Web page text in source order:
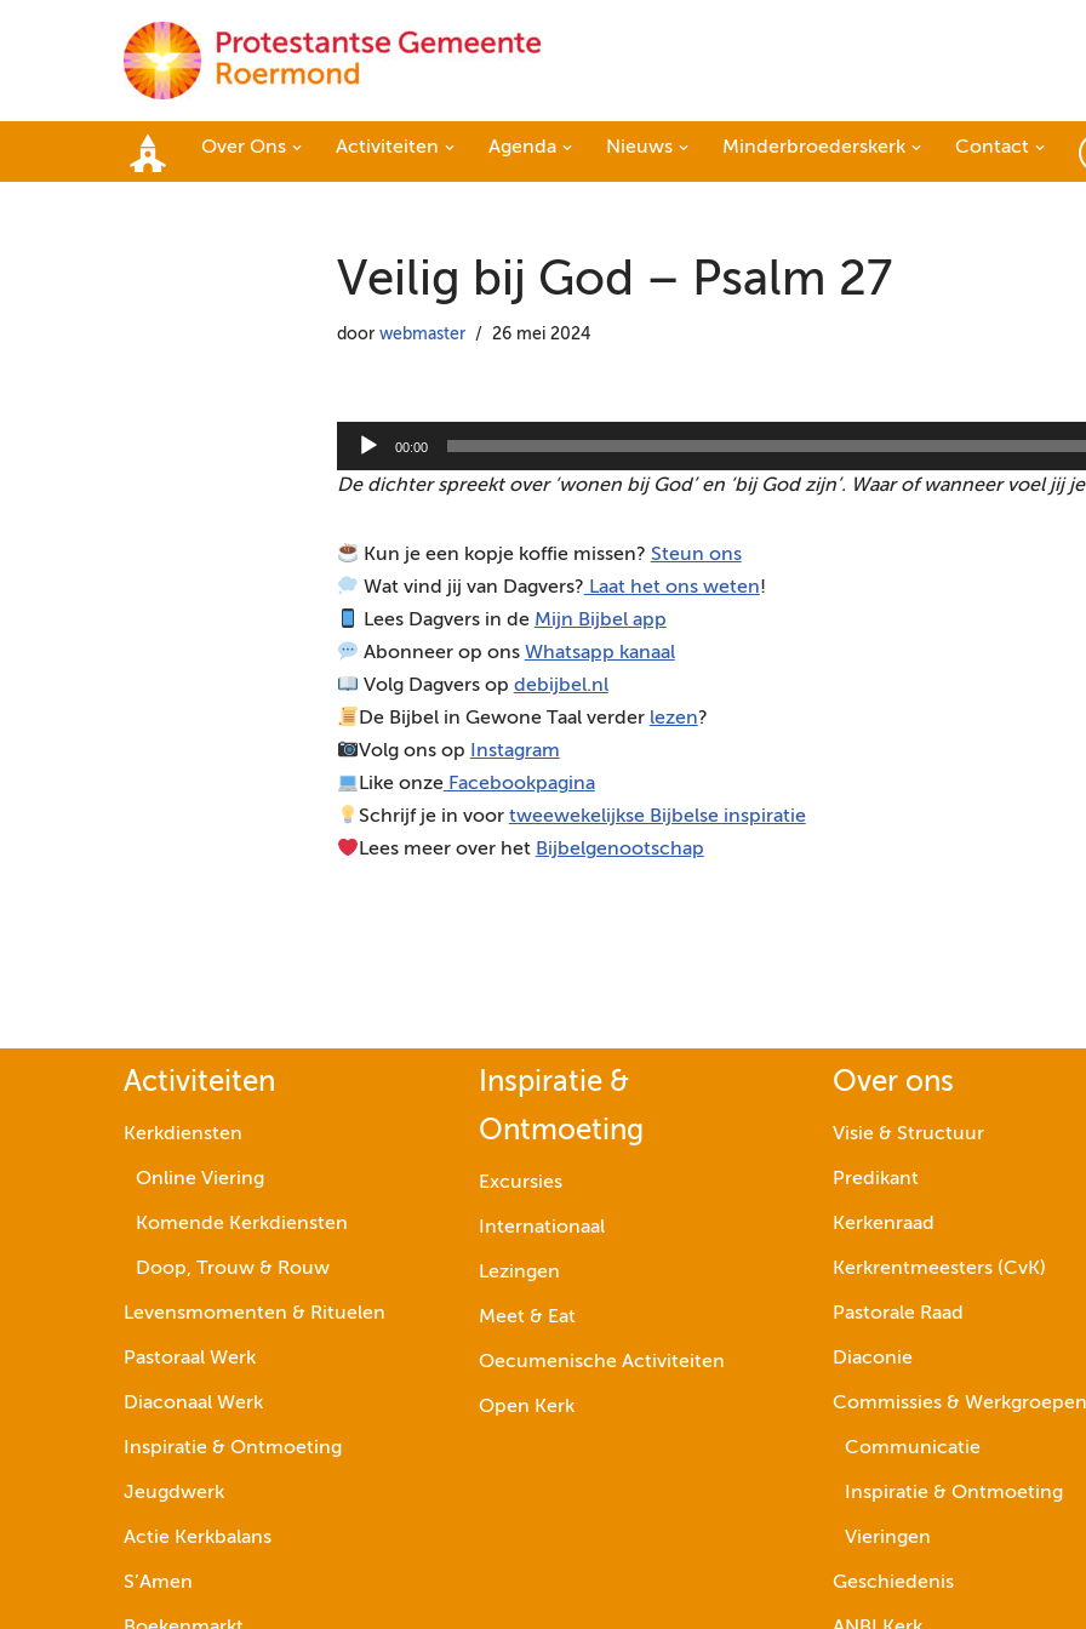
Home
Over Ons Activiteiten Agenda Nieuws Minderbroederskerk
Contact
Veilig bij God – Psalm 27
door webmaster 26 mei 2024
u
o
s
p
e
e
r
00:00
De dichter spreekt over ‘wonen bij God’ en ‘bij God zijn’. Waar of wanneer voel jij
Kun je een kopje koffie missen? Steun ons
Wat vind jij van Dagvers? Laat het ons weten!
Lees Dagvers in de Mijn Bijbel app
Abonneer op ons Whatsapp kanaal
Volg Dagvers op debijbel.nl
De Bijbel in Gewone Taal verder lezen?
Volg ons op
Instagram
Like onzeFacebookpagina
Schrijf je in voor tweewekelijkse Bijbelse inspiratie
Lees meer over het Bijbelgenootschap
Activiteiten
Kerkdiensten
Online Viering
Komende Kerkdiensten
Doop, Trouw & Rouw
Levensmomenten & Rituelen
Pastoraal Werk
Diaconaal Werk
Inspiratie & Ontmoeting
Jeugdwerk
Actie Kerkbalans
S’Amen
Inspiratie &
Ontmoeting
Excursies
Internationaal
Lezingen
Meet & Eat
Oecumenische Activiteiten
Open Kerk
Over ons
Visie & Structuur
Predikant
Kerkenraad
Kerkrentmeesters (CvK)
Pastorale Raad
Diaconie
Commissies & Werkgroepen
Communicatie
Inspiratie & Ontmoeting
Vieringen
Geschiedenis